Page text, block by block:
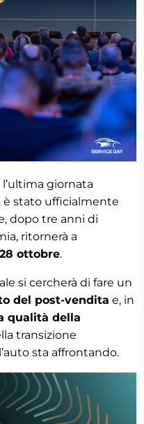
giornata
, è stato ufficialmente
dopo tre anni di
ritornerà a
ottobre.
si cercherà di fare un
del post-vendita e, in
qualità della
transizione
sta affrontando.